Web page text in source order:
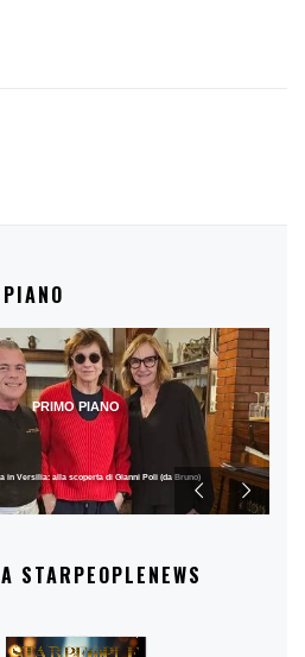
in Versilia: alla scoperta di Gianni Poli (da Bruno)
PRIMO PIANO
STARPEOPLENEWS